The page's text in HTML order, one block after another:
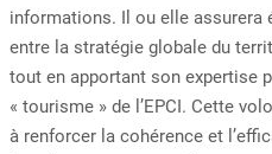
informations. Il ou elle assurera
entre la stratégie globale du
tout en apportant son expertise
« tourisme » de l’EPCI. Cette
à renforcer la cohérence et